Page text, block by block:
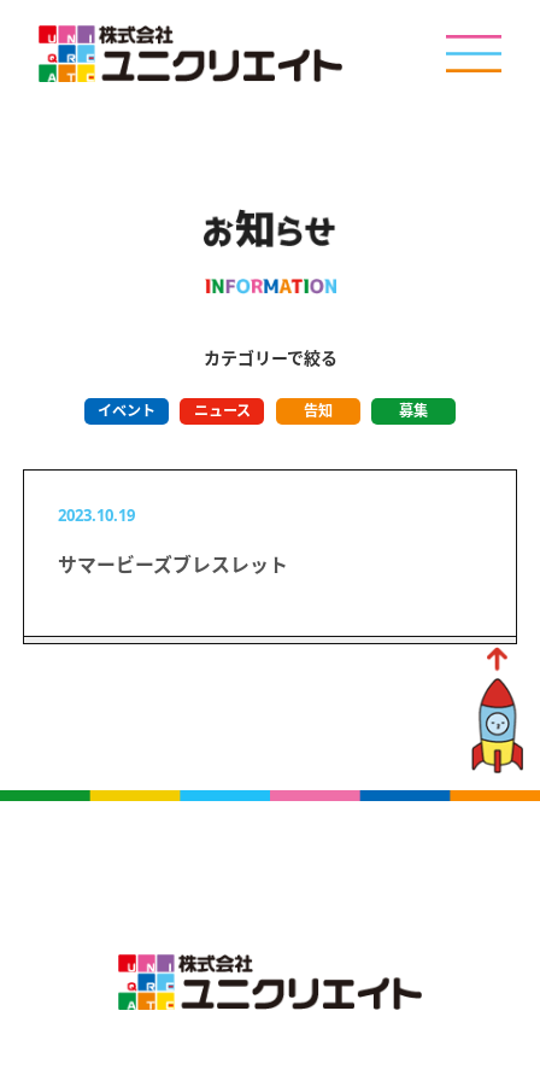
カテゴリーで絞る
イベント ニュース 告知 募集
2023.10.19
サマービーズブレスレット